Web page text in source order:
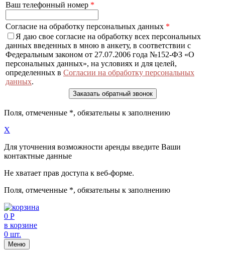
Ваш телефонный номер *
Согласие на обработку персональных данных *
Я даю свое согласие на обработку всех персональных
данных введенных в мною в анкету, в соответствии с
Федеральным законом от 27.07.2006 года №152-ФЗ «О
персональных данных», на условиях и для целей,
определенных в Согласии на обработку персональных
данных.
Поля, отмеченные *, обязательны к заполнению
X
Для уточнения возможности аренды введите Ваши
контактные данные
Не хватает прав доступа к веб-форме.
Поля, отмеченные *, обязательны к заполнению
0 Р
в корзине
0 шт.
Меню